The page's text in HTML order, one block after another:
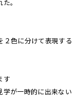
。
色に分けて表現する
す
が一時的に出来ない